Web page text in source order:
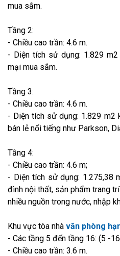
mua sắm.
Tầng 2:
- Chiều cao trần: 4.6 m.
- Diện tích sử dụng: 1.829
mại mua sắm.
Tầng 3:
- Chiều cao trần: 4.6 m.
- Diện tích sử dụng: 1.829 m2
bán lẻ nổi tiếng như Parkson,
Tầng 4:
- Chiều cao trần: 4.6 m;
- Diện tích sử dụng: 1.275,38
đình nội thất, sản phẩm trang
nhiều nguồn trong nước, nhập
Khu vực tòa nhà văn phòng
- Các tầng 5 đến tầng 16: (5 -
- Chiều cao trần: 3.6 m.